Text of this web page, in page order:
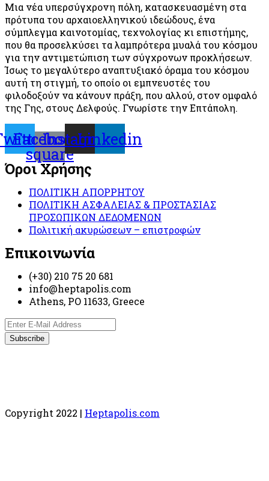
Μια νέα υπερσύγχρονη πόλη, κατασκευασμένη στα
πρότυπα του αρχαιοελληνικού ιδεώδους, ένα
σύμπλεγμα καινοτομίας, τεχνολογίας κι επιστήμης,
που θα προσελκύσει τα λαμπρότερα μυαλά του κόσμου
για την αντιμετώπιση των σύγχρονων προκλήσεων.
Ίσως το μεγαλύτερο αναπτυξιακό όραμα του κόσμου
αυτή τη στιγμή, το οποίο οι εμπνευστές του
φιλοδοξούν να κάνουν πράξη, που αλλού, στον ομφαλό
της Γης, στους Δελφούς. Γνωρίστε την Επτάπολη.
Facebook-
square
Instagram
Linkedin
Όροι Χρήσης
ΠΟΛΙΤΙΚΗ ΑΠΟΡΡΗΤΟΥ
ΠΟΛΙΤΙΚΗ ΑΣΦΑΛΕΙΑΣ & ΠΡΟΣΤΑΣΙΑΣ
ΠΡΟΣΩΠΙΚΩΝ ΔΕΔΟΜΕΝΩΝ
Πολιτική ακυρώσεων – επιστροφών
Επικοινωνία
(+30) 210 75 20 681
info@heptapolis.com
Athens, PO 11633, Greece
Copyright 2022 | Heptapolis.com